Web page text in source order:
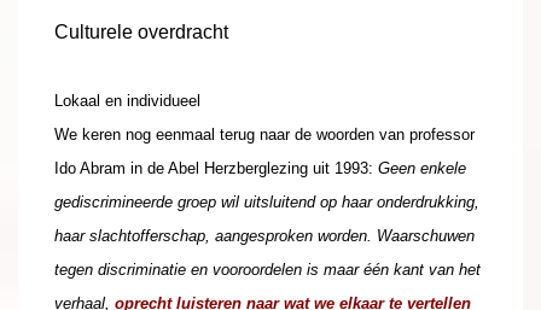
Culturele overdracht
Lokaal en individueel
We keren nog eenmaal terug naar de woorden van professor
Ido Abram in de Abel Herzberglezing uit 1993: Geen enkele
gediscrimineerde groep wil uitsluitend op haar onderdrukking,
haar slachtofferschap, aangesproken worden. Waarschuwen
tegen discriminatie en vooroordelen is maar één kant van het
verhaal, oprecht luisteren naar wat we elkaar te vertellen